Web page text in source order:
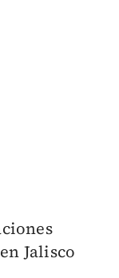
Jalisco